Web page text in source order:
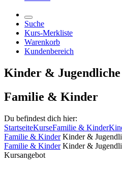
Suche
Kurs-Merkliste
Warenkorb
Kundenbereich
Kinder & Jugendliche
Familie & Kinder
Du befindest dich hier:
StartseiteKurseFamilie & Kinder
Familie & Kinder Kinder &
Familie & Kinder Kinder &
Kursangebot